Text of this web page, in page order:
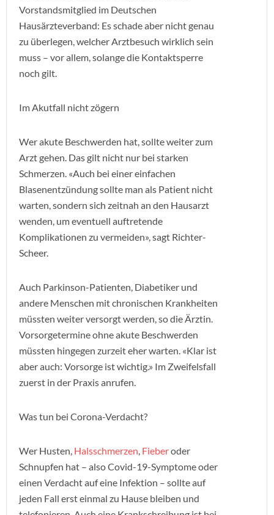
Vorstandsmitglied im Deutschen
Hausärzteverband: Es schade aber nicht genau
zu überlegen, welcher Arztbesuch wirklich sein
muss – vor allem, solange die Kontaktsperre
noch gilt.
Im Akutfall nicht zögern
Wer akute Beschwerden hat, sollte weiter zum
Arzt gehen. Das gilt nicht nur bei starken
Schmerzen. «Auch bei einer einfachen
Blasenentzündung sollte man als Patient nicht
warten, sondern sich zeitnah an den Hausarzt
wenden, um eventuell auftretende
Komplikationen zu vermeiden», sagt Richter-
Scheer.
Auch Parkinson-Patienten, Diabetiker und
andere Menschen mit chronischen Krankheiten
müssten weiter versorgt werden, so die Ärztin.
Vorsorgetermine ohne akute Beschwerden
müssten hingegen zurzeit eher warten. «Klar ist
aber auch: Vorsorge ist wichtig.» Im Zweifelsfall
zuerst in der Praxis anrufen.
Was tun bei Corona-Verdacht?
Wer Husten, Halsschmerzen, Fieberoder
Schnupfen hat – also Covid-19-Symptome oder
einen Verdacht auf eine Infektion – sollte auf
jeden Fall erst einmal zu Hause bleiben und